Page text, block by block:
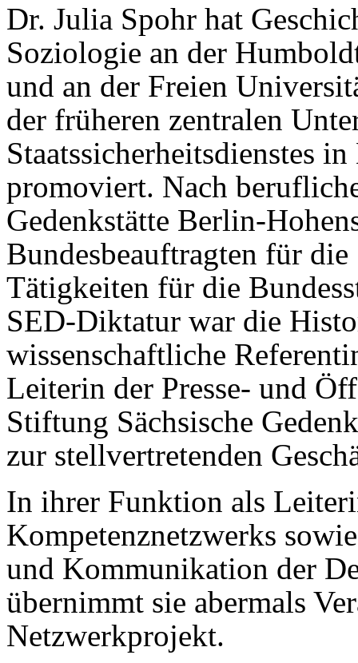
Dr. Julia Spohr hat
Soziologie an der
und an der Freien
der früheren zentralen
Staatssicherheitsdienstes
promoviert. Nach
Gedenkstätte Berlin-
Bundesbeauftragten für
Tätigkeiten für die
SED-Diktatur war die
wissenschaftliche
Leiterin der Presse- und
Stiftung Sächsische
zur stellvertretenden
In ihrer Funktion als
Kompetenznetzwerks
und Kommunikation der
übernimmt sie abermals
Netzwerkprojekt.